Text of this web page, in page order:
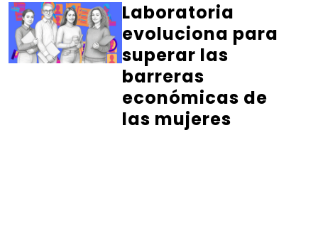
Laboratoria
evoluciona para
superar las
barreras
económicas de
las mujeres